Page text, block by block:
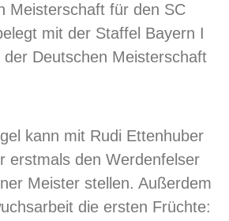
Meisterschaft für den SC
mit der Staffel Bayern I
Deutschen Meisterschaft
kann mit Rudi Ettenhuber
erstmals den Werdenfelser
Meister stellen. Außerdem
die ersten Früchte: